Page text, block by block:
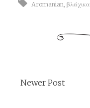
Aromanian, βλάχικα
Newer Post